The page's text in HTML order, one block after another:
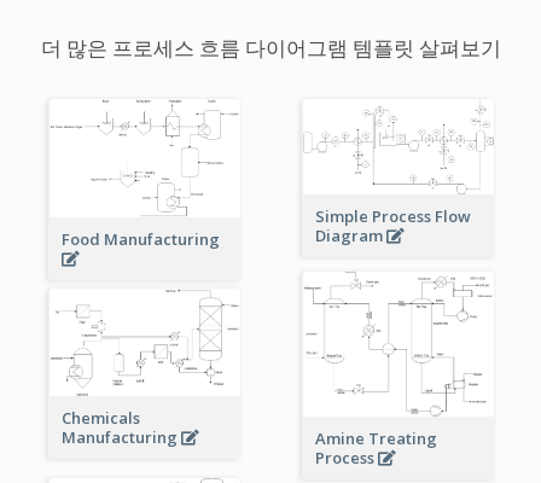
더 많은 프로세스 흐름 다이어그램 템플릿 살펴보기
Food Manufacturing
Simple Process Flow
Diagram
Amine Treating
Process
Chemicals
Manufacturing